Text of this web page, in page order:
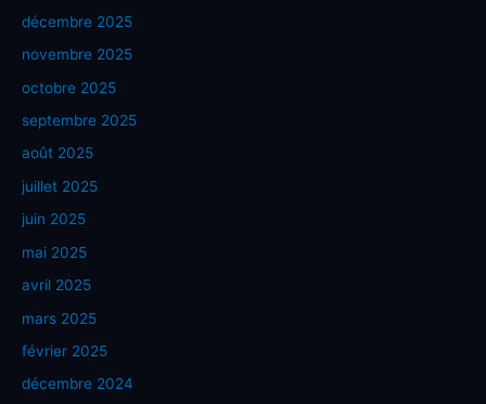
décembre 2025
novembre 2025
octobre 2025
septembre 2025
août 2025
juillet 2025
juin 2025
mai 2025
avril 2025
mars 2025
février 2025
décembre 2024